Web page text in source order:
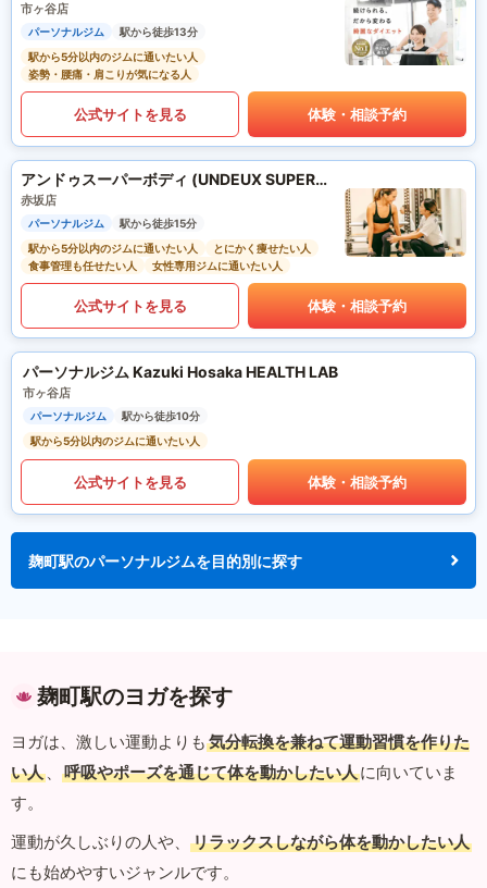
市ヶ谷店
パーソナルジム
駅から徒歩13分
駅から5分以内のジムに通いたい人
姿勢・腰痛・肩こりが気になる人
公式サイトを見る 体験・相談予約
アンドゥスーパーボディ (UNDEUX SUPERBODY)
赤坂店
パーソナルジム
駅から徒歩15分
駅から5分以内のジムに通いたい人
とにかく痩せたい人
食事管理も任せたい人
女性専用ジムに通いたい人
公式サイトを見る 体験・相談予約
パーソナルジム Kazuki Hosaka HEALTH LAB
市ヶ谷店
パーソナルジム
駅から徒歩10分
駅から5分以内のジムに通いたい人
公式サイトを見る 体験・相談予約
麹町駅のパーソナルジムを目的別に探す
麹町駅のヨガを探す
ヨガは、激しい運動よりも 気分転換を兼ねて運動習慣を作りた
い人 、 呼吸やポーズを通じて体を動かしたい人に向いていま
す。
運動が久しぶりの人や、
リラックスしながら体を動かしたい人
にも始めやすいジャンルです。